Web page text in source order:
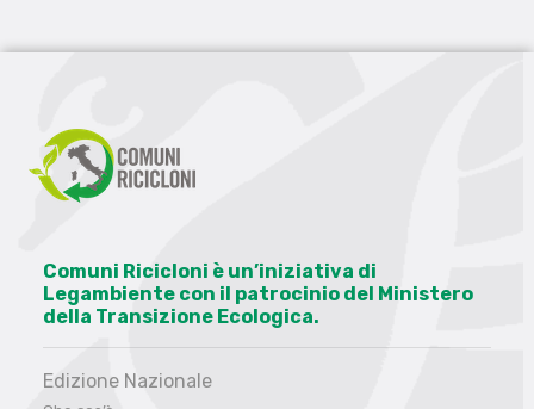
Comuni Ricicloni è un’iniziativa di
Legambiente con il patrocinio del Ministero
della Transizione Ecologica.
Edizione Nazionale